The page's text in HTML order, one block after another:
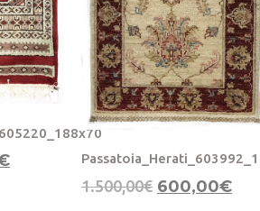
1.500,00€ 600,00€